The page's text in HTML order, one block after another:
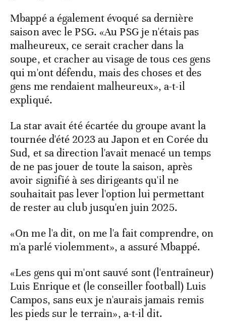
Mbappé a également évoqué sa dernière
saison avec le PSG. «Au PSG je n'étais pas
malheureux, ce serait cracher dans la
soupe, et cracher au visage de tous ces gens
qui m'ont défendu, mais des choses et des
gens me rendaient malheureux», a-t-il
expliqué.
La star avait été écartée du groupe avant la
tournée d'été 2023 au Japon et en Corée du
Sud, et sa direction l'avait menacé un temps
de ne pas jouer de toute la saison, après
avoir signifié à ses dirigeants qu'il ne
souhaitait pas lever l'option lui permettant
de rester au club jusqu'en juin 2025.
«On me l'a dit, on me l'a fait comprendre, on
m'a parlé violemment», a assuré Mbappé.
«Les gens qui m'ont sauvé sont (l'entraîneur)
Luis Enrique et (le conseiller football) Luis
Campos, sans eux je n'aurais jamais remis
les pieds sur le terrain», a-t-il dit.